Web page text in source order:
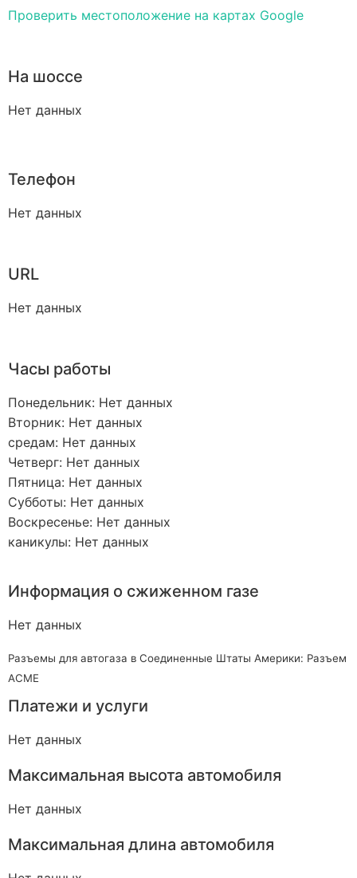
Проверить местоположение на картах Google
На шоссе
Нет данных
Телефон
Нет данных
URL
Нет данных
Часы работы
Понедельник: Нет данных
Вторник: Нет данных
средам: Нет данных
Четверг: Нет данных
Пятница: Нет данных
Субботы: Нет данных
Воскресенье: Нет данных
каникулы: Нет данных
Информация о сжиженном газе
Нет данных
Разъемы для автогаза в Соединенные Штаты Америки: Разъем
ACME
Платежи и услуги
Нет данных
Максимальная высота автомобиля
Нет данных
Максимальная длина автомобиля